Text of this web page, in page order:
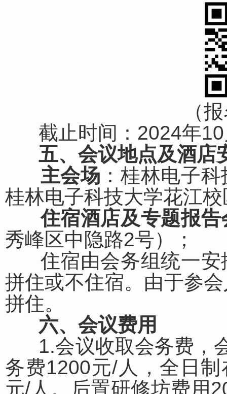
（
截止时间：2024年10
五、会议地点及酒店
主会场 ：桂林电子
桂林电子科技大学花江
住宿酒店及专题报告
秀峰区中隐路2号）；
住宿由会务组统一安
拼住或不住宿。由于参
拼住。
六、会议费用
1.会议收取会务费，
务费1200元/人，全日
元/人。后置研修坊费用